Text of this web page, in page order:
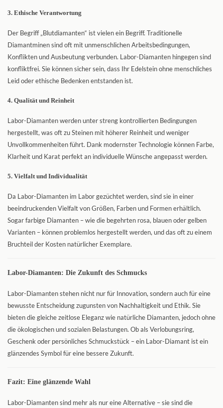
3. Ethische Verantwortung
Der Begriff „Blutdiamanten“ ist vielen ein Begriff. Traditionelle
Diamantminen sind oft mit unmenschlichen Arbeitsbedingungen,
Konflikten und Ausbeutung verbunden. Labor-Diamanten hingegen sind
konfliktfrei. Sie können sicher sein, dass Ihr Edelstein ohne menschliches
Leid oder ethische Bedenken entstanden ist.
4. Qualität und Reinheit
Labor-Diamanten werden unter streng kontrollierten Bedingungen
hergestellt, was oft zu Steinen mit höherer Reinheit und weniger
Unvollkommenheiten führt. Dank modernster Technologie können Farbe,
Klarheit und Karat perfekt an individuelle Wünsche angepasst werden.
5. Vielfalt und Individualität
Da Labor-Diamanten im Labor gezüchtet werden, sind sie in einer
beeindruckenden Vielfalt von Größen, Farben und Formen erhältlich.
Sogar farbige Diamanten – wie die begehrten rosa, blauen oder gelben
Varianten – können problemlos hergestellt werden, und das oft zu einem
Bruchteil der Kosten natürlicher Exemplare.
Labor-Diamanten: Die Zukunft des Schmucks
Labor-Diamanten stehen nicht nur für Innovation, sondern auch für eine
bewusste Entscheidung zugunsten von Nachhaltigkeit und Ethik. Sie
bieten die gleiche zeitlose Eleganz wie natürliche Diamanten, jedoch ohne
die ökologischen und sozialen Belastungen. Ob als Verlobungsring,
Geschenk oder persönliches Schmuckstück – ein Labor-Diamant ist ein
glänzendes Symbol für eine bessere Zukunft.
Fazit: Eine glänzende Wahl
Labor-Diamanten sind mehr als nur eine Alternative – sie sind die